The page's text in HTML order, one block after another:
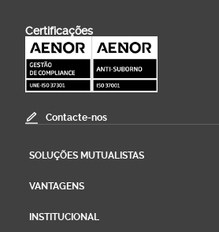
Certificações
Contacte-nos
SOLUÇÕES MUTUALISTAS
VANTAGENS
INSTITUCIONAL